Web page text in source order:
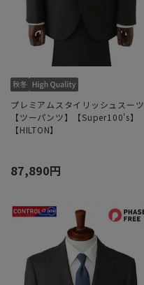
プレミアムスタイリッシュスーツ
【ツーパンツ】【Super100's】
【HILTON】
87,890円